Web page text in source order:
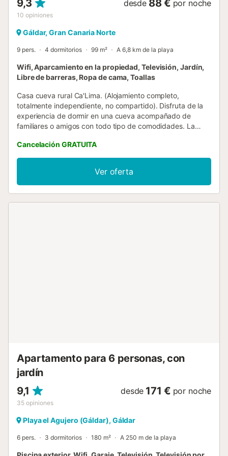
9,3
10 opiniones
desde 88 € por noche
Gáldar, Gran Canaria Norte
9 pers. 4 dormitorios 99 m² A 6,8 km de la playa
Wifi, Aparcamiento en la propiedad, Televisión, Jardín,
Libre de barreras, Ropa de cama, Toallas
Casa cueva rural Ca'Lima. (Alojamiento completo,
totalmente independiente, no compartido). Disfruta de la
experiencia de dormir en una cueva acompañado de
familiares o amigos con todo tipo de comodidades. La
incalculable, desde el mismo patio podemos contemplar
las Montañas Sagradas de Gran Canaria y su cueva más
emblemática, El Risco Caído, declarada por la UNESCO
Patrimonio de la Humanidad....
Cancelación GRATUITA
Ver oferta
Apartamento para 6 personas, con
jardín
9,1
35 opiniones
desde 171 € por noche
Playa el Agujero (Gáldar), Gáldar
6 pers. 3 dormitorios 180 m² A 250 m de la playa